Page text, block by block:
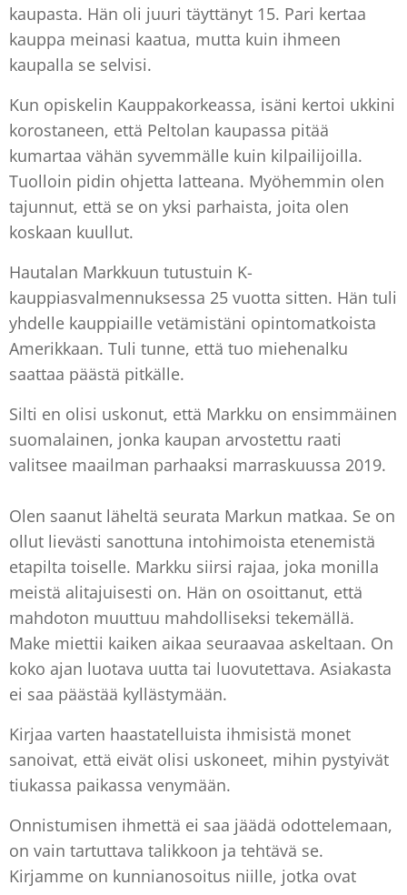
kaupasta. Hän oli juuri täyttänyt 15. Pari kertaa
kauppa meinasi kaatua, mutta kuin ihmeen
kaupalla se selvisi.
Kun opiskelin Kauppakorkeassa, isäni kertoi ukkini
korostaneen, että Peltolan kaupassa pitää
kumartaa vähän syvemmälle kuin kilpailijoilla.
Tuolloin pidin ohjetta latteana. Myöhemmin olen
tajunnut, että se on yksi parhaista, joita olen
koskaan kuullut.
Hautalan Markkuun tutustuin K-
kauppiasvalmennuksessa 25 vuotta sitten. Hän tuli
yhdelle kauppiaille vetämistäni opintomatkoista
Amerikkaan. Tuli tunne, että tuo miehenalku
saattaa päästä pitkälle.
Silti en olisi uskonut, että Markku on ensimmäinen
suomalainen, jonka kaupan arvostettu raati
valitsee maailman parhaaksi marraskuussa 2019.
Olen saanut läheltä seurata Markun matkaa. Se on
ollut lievästi sanottuna intohimoista etenemistä
etapilta toiselle. Markku siirsi rajaa, joka monilla
meistä alitajuisesti on. Hän on osoittanut, että
mahdoton muuttuu mahdolliseksi tekemällä.
Make miettii kaiken aikaa seuraavaa askeltaan. On
koko ajan luotava uutta tai luovutettava. Asiakasta
ei saa päästää kyllästymään.
Kirjaa varten haastatelluista ihmisistä monet
sanoivat, että eivät olisi uskoneet, mihin pystyivät
tiukassa paikassa venymään.
Onnistumisen ihmettä ei saa jäädä odottelemaan,
on vain tartuttava talikkoon ja tehtävä se.
Kirjamme on kunnianosoitus niille, jotka ovat